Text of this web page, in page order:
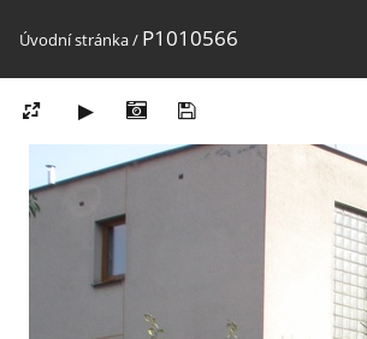
Úvodní stránka/ P1010566